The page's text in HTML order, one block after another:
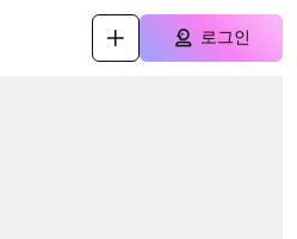
로그인